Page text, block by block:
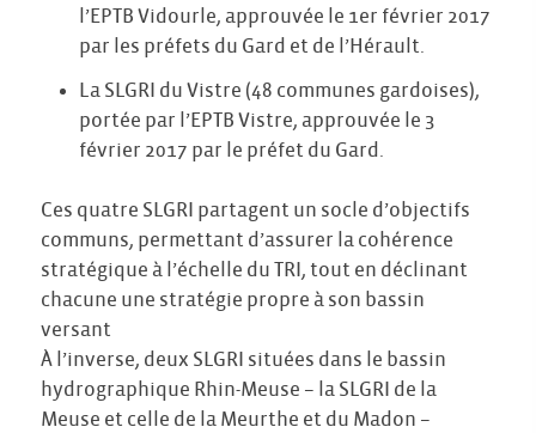
l’EPTB Vidourle, approuvée le 1er février 2017
par les préfets du Gard et de l’Hérault.
La SLGRI du Vistre (48 communes gardoises),
portée par l’EPTB Vistre, approuvée le 3
février 2017 par le préfet du Gard.
Ces quatre SLGRI partagent un socle d’objectifs
communs, permettant d’assurer la cohérence
stratégique à l’échelle du TRI, tout en déclinant
chacune une stratégie propre à son bassin
versant
À l’inverse, deux SLGRI situées dans le bassin
hydrographique Rhin-Meuse – la SLGRI de la
Meuse et celle de la Meurthe et du Madon –